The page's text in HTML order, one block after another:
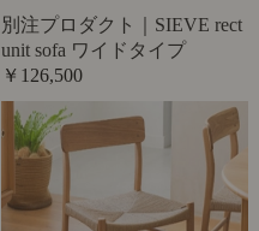
別注プロダクト｜SIEVE rect
unit sofa ワイドタイプ
￥126,500